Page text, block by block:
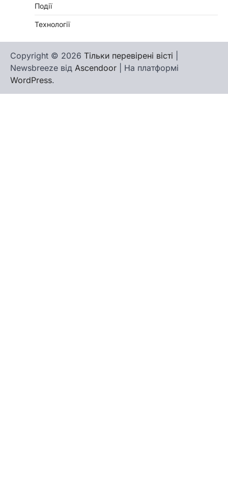
Події
Технології
Copyright © 2026 Тільки перевірені вісті
Newsbreeze від Ascendoor | На платформі
WordPress.